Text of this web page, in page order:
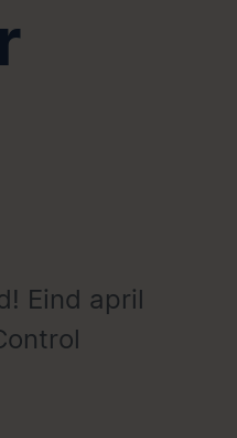
Eind april